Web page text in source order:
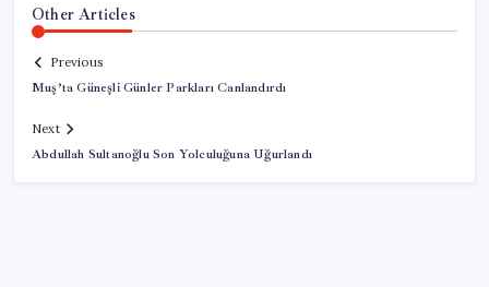
Other Articles
Previous
Muş’ta Güneşli Günler Parkları Canlandırdı
Next
Abdullah Sultanoğlu Son Yolculuğuna Uğurlandı